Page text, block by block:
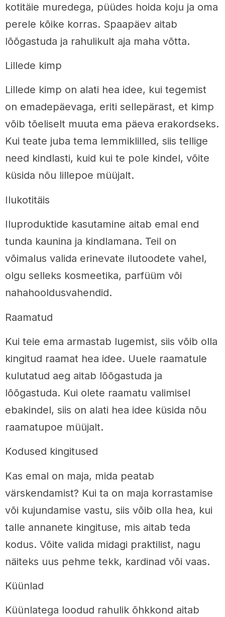
kotitäie muredega, püüdes hoida koju ja oma
perele kõike korras. Spaapäev aitab
lõõgastuda ja rahulikult aja maha võtta.
Lillede kimp
Lillede kimp on alati hea idee, kui tegemist
on emadepäevaga, eriti sellepärast, et kimp
võib tõeliselt muuta ema päeva erakordseks.
Kui teate juba tema lemmiklilled, siis tellige
need kindlasti, kuid kui te pole kindel, võite
küsida nõu lillepoe müüjalt.
Ilukotitäis
Iluproduktide kasutamine aitab emal end
tunda kaunina ja kindlamana. Teil on
võimalus valida erinevate ilutoodete vahel,
olgu selleks kosmeetika, parfüüm või
nahahooldusvahendid.
Raamatud
Kui teie ema armastab lugemist, siis võib olla
kingitud raamat hea idee. Uuele raamatule
kulutatud aeg aitab lõõgastuda ja
lõõgastuda. Kui olete raamatu valimisel
ebakindel, siis on alati hea idee küsida nõu
raamatupoe müüjalt.
Kodused kingitused
Kas emal on maja, mida peatab
värskendamist? Kui ta on maja korrastamise
või kujundamise vastu, siis võib olla hea, kui
talle annanete kingituse, mis aitab teda
kodus. Võite valida midagi praktilist, nagu
näiteks uus pehme tekk, kardinad või vaas.
Küünlad
Küünlatega loodud rahulik õhkkond aitab